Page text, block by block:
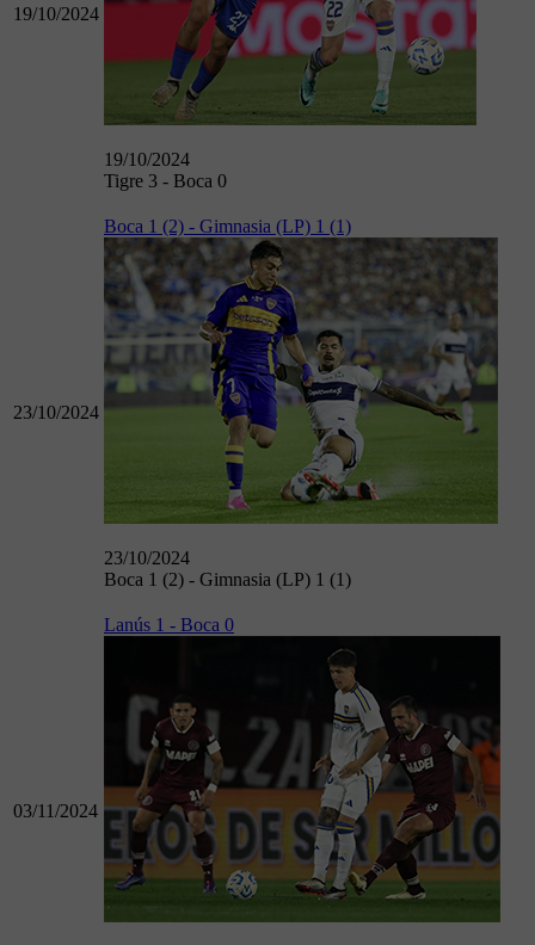
19/10/2024
19/10/2024
Tigre 3 - Boca 0
23/10/2024
Boca 1 (2) - Gimnasia (LP) 1 (1)
23/10/2024
Boca 1 (2) - Gimnasia (LP) 1 (1)
03/11/2024
Lanús 1 - Boca 0